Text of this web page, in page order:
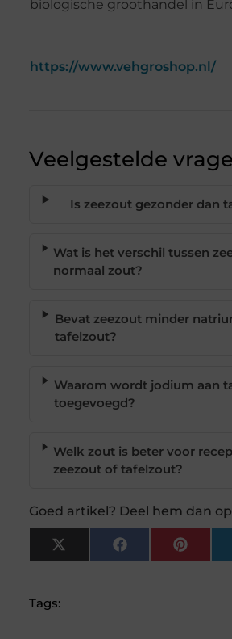
biologische groothandel in
https://www.vehgroshop.nl/
Veelgestelde
Is zeezout gezonder dan
Wat is het verschil tussen
normaal zout?
Bevat zeezout minder
tafelzout?
Waarom wordt jodium aan
toegevoegd?
Welk zout is beter voor
zeezout of tafelzout?
Goed artikel? Deel hem dan
X
(Twitter)
Facebook
Tags: